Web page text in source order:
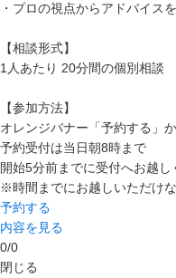
・プロの視点からアドバイス
【相談形式】
1人あたり 20分間の個別相談
【参加方法】
オレンジバナー「予約する」
予約受付は当日朝8時まで
開始5分前までに受付へお越し
※時間までにお越しいただけ
予約する
内容を見る
0/0
閉じる